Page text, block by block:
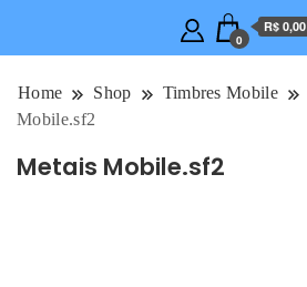
0
R$ 0,00
Home Shop Timbres Mobile
Mobile.sf2
Metais Mobile.sf2